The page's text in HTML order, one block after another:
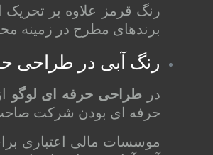
رنگ قرمز علاوه بر
برندهای مطرح در زمینه
رنگ آبی در طراحی
در طراحی حرفه ای لوگو
حرفه ای بودن شرکت
موسسات مالی اعتباری